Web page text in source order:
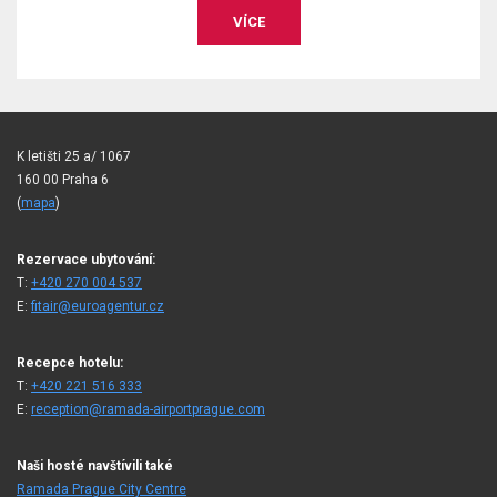
K letišti 25 a/ 1067
160 00 Praha 6
(mapa)
Rezervace ubytování:
T: +420 270 004 537
E:fitair@euroagentur.cz
Recepce hotelu:
T: +420 221 516 333
E: reception@ramada-airportprague.com
Naši hosté navštívili také
Ramada Prague City Centre